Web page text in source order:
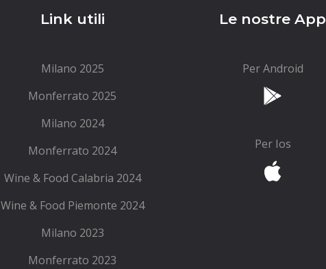
Link utili
Milano 2025
Monferrato 2025
Milano 2024
Monferrato 2024
Wine & Food Calabria 2024
Wine & Food Piemonte 2024
Milano 2023
Monferrato 2023
Le nostre App
Per Android
Per Ios